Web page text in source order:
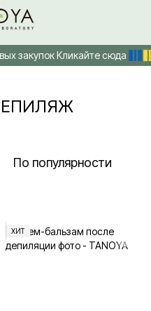
закупок Кликайте сюда
По популярности
ХИТ